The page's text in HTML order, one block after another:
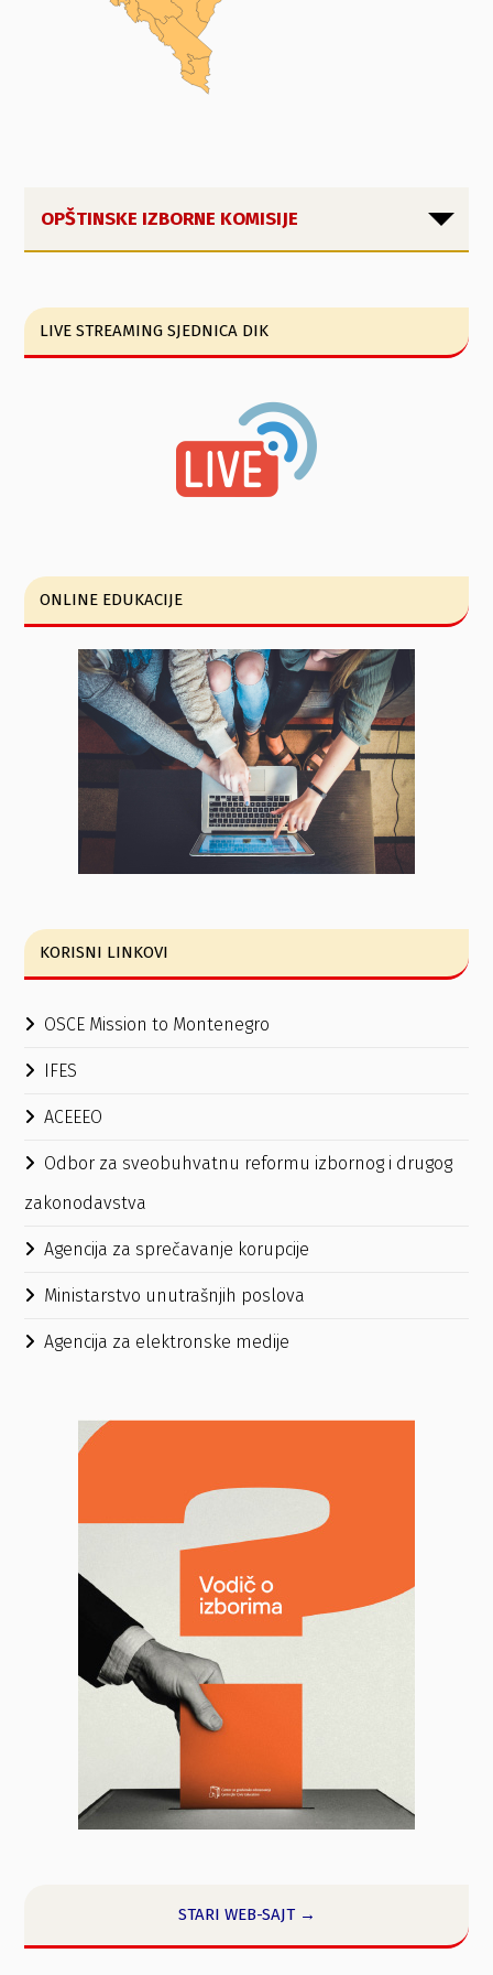
OPŠTINSKE IZBORNE KOMISIJE
LIVE STREAMING SJEDNICA DIK
ONLINE EDUKACIJE
KORISNI LINKOVI
OSCE Mission to Montenegro
IFES
ACEEEO
Odbor za sveobuhvatnu reformu izbornog i drugog
zakonodavstva
Agencija za sprečavanje korupcije
Ministarstvo unutrašnjih poslova
Agencija za elektronske medije
STARI WEB-SAJT →